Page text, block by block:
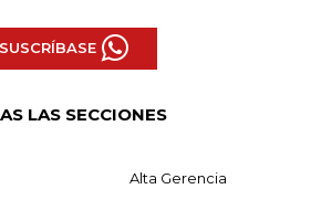
SUSCRÍBASE
LAS SECCIONES
Alta Gerencia